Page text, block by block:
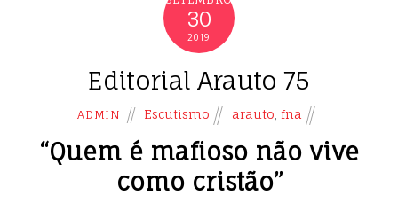
30
2019
Editorial Arauto 75
ADMIN Escutismo arauto fna
“Quem é mafioso não vive
como cristão”